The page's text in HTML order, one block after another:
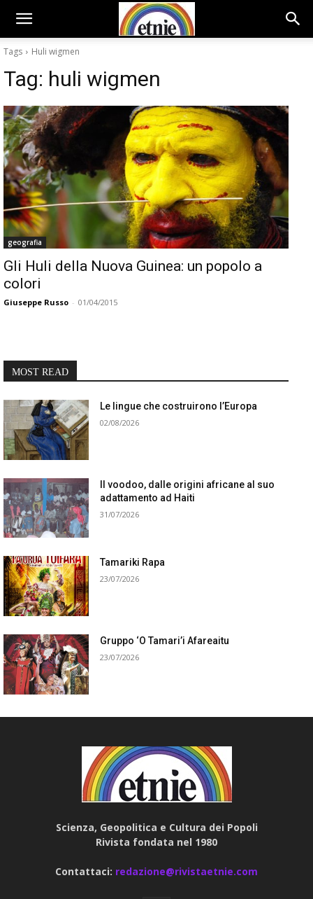
Tags Huli wigmen
Tag: huli wigmen
geografia
Gli Huli della Nuova Guinea: un popolo a
colori
Giuseppe Russo - 01/04/2015
MOST READ
Le lingue che costruirono l’Europa
02/08/2026
Il voodoo, dalle origini africane al suo
adattamento ad Haiti
31/07/2026
Tamariki Rapa
23/07/2026
Gruppo ‘O Tamari’i Afareaitu
23/07/2026
Scienza, Geopolitica e Cultura dei Popoli
Rivista fondata nel 1980
Contattaci: redazione@rivistaetnie.com